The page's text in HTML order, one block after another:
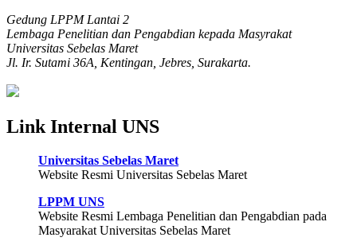
Gedung LPPM Lantai 2
Lembaga Penelitian dan Pengabdian kepada Masyrakat
Universitas Sebelas Maret
Jl. Ir. Sutami 36A, Kentingan, Jebres, Surakarta.
Link Internal UNS
Universitas Sebelas Maret
Website Resmi Universitas Sebelas Maret
LPPM UNS
Website Resmi Lembaga Penelitian dan Pengabdian pada
Masyarakat Universitas Sebelas Maret